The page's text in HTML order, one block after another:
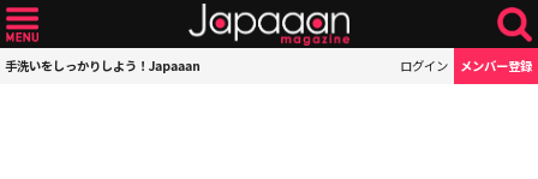
手洗いをしっかりしよう！Japaaan ログイン メンバー登録